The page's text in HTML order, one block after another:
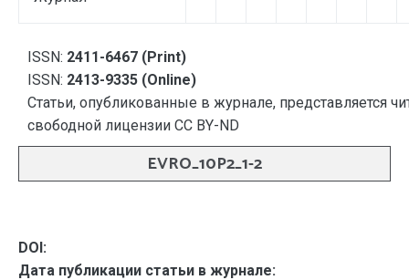
ISSN: 2411-6467 (Print)
ISSN: 2413-9335 (Online)
Статьи, опубликованные в журнале, представляется
свободной лицензии CC BY-ND
EVRO_10P2_1-2
DOI:
Дата публикации статьи в журнале: